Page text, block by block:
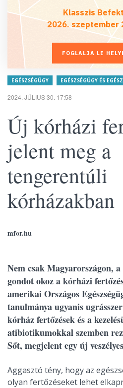
Klasszis
2026. szeptember
FOGLALJA LE
EGÉSZSÉGÜGY EGÉSZSÉGÜGY ÉS
2024. JÚLIUS 30. 17:58
Új kórházi
jelent meg a
tengerentúli
kórházakban
mfor.hu
Nem csak Magyarországon,
gondot okoz a kórházi
amerikai Országos
tanulmánya ugyanis
kórház fertőzések és a
atibiotikumokkal szemben
Sőt, megjelent egy új
Aggasztó tény, hogy az
olyan fertőzéseket lehet